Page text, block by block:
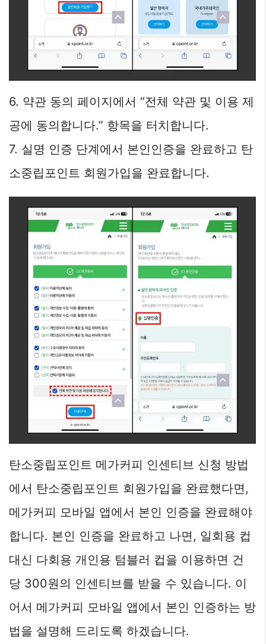
6. 약관 동의 페이지에서 “전체 약관 및 이용 제
공에 동의합니다.” 항목을 터치합니다.
7. 실명 인증 단계에서 본인인증을 완료하고 탄
소중립포인트 회원가입을 완료합니다.
탄소중립포인트 메가커피 인센티브 신청 방법
에서 탄소중립포인트 회원가입을 완료했다면,
메가커피 모바일 앱에서 본인 인증을 완료해야
합니다. 본인 인증을 완료하고 나면, 일회용 컵
대신 다회용 개인용 텀블러 컵을 이용하면 건
당 300원의 인센티브를 받을 수 있습니다. 이
어서 메가커피 모바일 앱에서 본인 인증하는 방
법을 설명해 드리도록 하겠습니다.